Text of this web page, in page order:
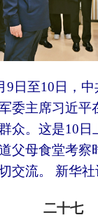
至10日，中
委主席习近平
众。这是10日
父母食堂考察
交流。 新华
二十七